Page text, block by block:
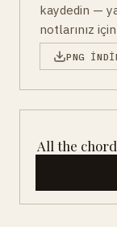
kaydedin —
notlarınız
PNG
All the